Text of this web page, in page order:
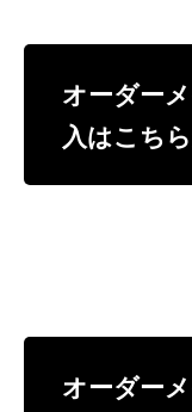
オーダー
入はこち
オーダー